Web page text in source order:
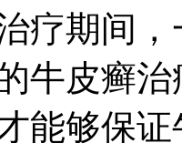
疗期间
牛皮癣
能够保